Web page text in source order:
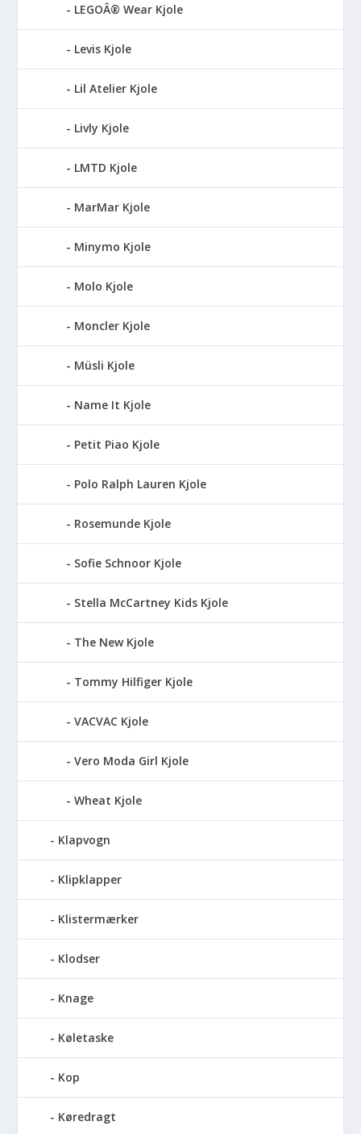
LEGOÂ® Wear Kjole
Levis Kjole
Lil Atelier Kjole
Livly Kjole
LMTD Kjole
MarMar Kjole
Minymo Kjole
Molo Kjole
Moncler Kjole
Müsli Kjole
Name It Kjole
Petit Piao Kjole
Polo Ralph Lauren Kjole
Rosemunde Kjole
Sofie Schnoor Kjole
Stella McCartney Kids Kjole
The New Kjole
Tommy Hilfiger Kjole
VACVAC Kjole
Vero Moda Girl Kjole
Wheat Kjole
Klapvogn
Klipklapper
Klistermærker
Klodser
Knage
Køletaske
Kop
Køredragt